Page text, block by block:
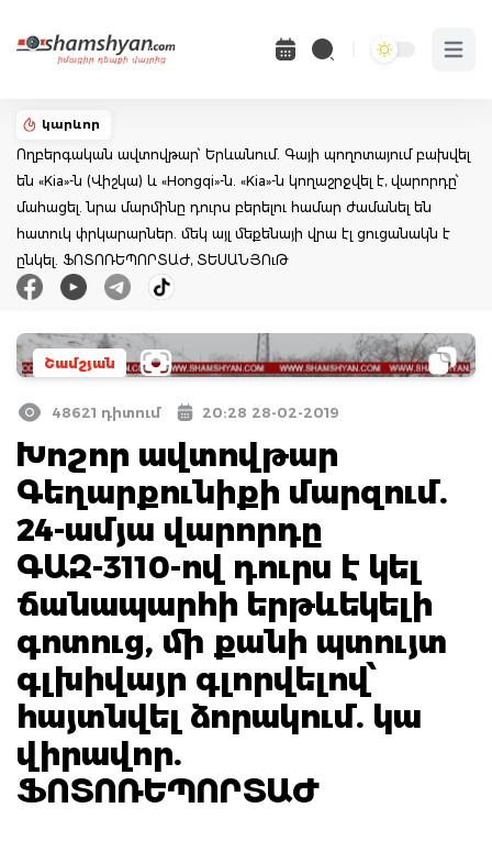
Open
կարևոր
Ողբերգական ավտովթար՝ Երևանում. Գայի պողոտայում բախվել
են «Kia»-ն (Վիշկա) և «Hongqi»-ն. «Kia»-ն կողաշրջվել է, վարորդը՝
մահացել. նրա մարմինը դուրս բերելու համար ժամանել են
հատուկ փրկարարներ. մեկ այլ մեքենայի վրա էլ ցուցանակն է
ընկել. ՖՈՏՈՌԵՊՈՐՏԱԺ, ՏԵՍԱՆՅՈւԹ
Շամշյան
48621 դիտում 20:28 28-02-2019
Խոշոր ավտովթար
Գեղարքունիքի մարզում.
24-ամյա վարորդը
ԳԱԶ-3110-ով դուրս է կել
ճանապարհի երթևեկելի
գոտուց, մի քանի պտույտ
գլխիվայր գլորվելով՝
հայտնվել ձորակում. կա
վիրավոր.
ՖՈՏՈՌԵՊՈՐՏԱԺ